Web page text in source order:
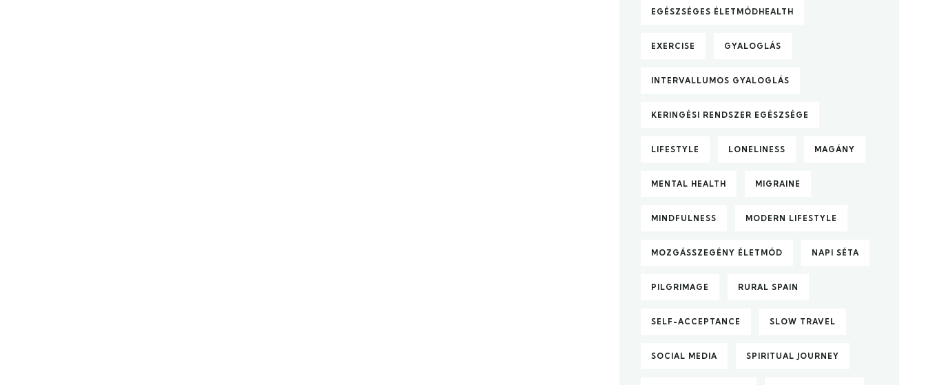
EGÉSZSÉGES ÉLETMÓDHEALTH
EXERCISE GYALOGLÁS
INTERVALLUMOS GYALOGLÁS
KERINGÉSI RENDSZER EGÉSZSÉGE
LIFESTYLE LONELINESS MAGÁNY
MENTAL HEALTH MIGRAINE
MINDFULNESS MODERN LIFESTYLE
MOZGÁSSZEGÉNY ÉLETMÓD NAPI SÉTA
PILGRIMAGE RURAL SPAIN
SELF-ACCEPTANCE SLOW TRAVEL
SOCIAL MEDIA SPIRITUAL JOURNEY